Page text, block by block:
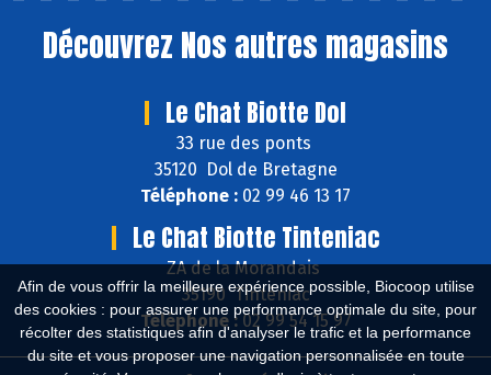
Afin de vous offrir la meilleure expérience possible, Biocoop utilise
des cookies : pour assurer une performance optimale du site, pour
récolter des statistiques afin d'analyser le trafic et la performance
du site et vous proposer une navigation personnalisée en toute
Découvrez Nos autres magasins
Le Chat Biotte Dol
33 rue des ponts
35120 Dol de Bretagne
Téléphone : 02 99 46 13 17
Le Chat Biotte Tinteniac
ZA de la Morandais
35190 Tinténiac
Téléphone :02 99 54 15 97